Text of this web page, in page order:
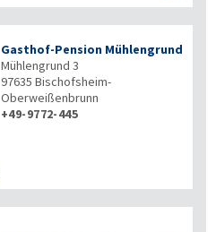
Gasthof-Pension Mühlengrund
Mühlengrund 3
97635 Bischofsheim-
Oberweißenbrunn
+49-9772-445